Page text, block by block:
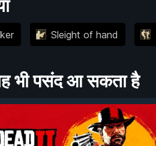
Sleight of hand
भी पसंद आ सकता है